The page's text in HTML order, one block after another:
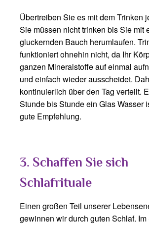
Übertreiben Sie es mit dem Trinken
Sie müssen nicht trinken bis Sie mit
gluckernden Bauch herumlaufen.
funktioniert ohnehin nicht, da Ihr
ganzen Mineralstoffe auf einmal
und einfach wieder ausscheidet.
kontinuierlich über den Tag verteilt.
Stunde bis Stunde ein Glas Wasser
gute Empfehlung.
3. Schaffen Sie sich
Schlafrituale
Einen großen Teil unserer
gewinnen wir durch guten Schlaf.